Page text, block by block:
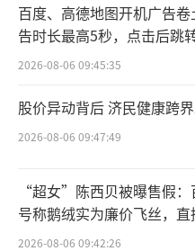
首都医科大学宣
接受央视网采访时表
的医生能够优先使用
购的仿制药，尤其是
购的仿制药和原研
替代性的，从价格
上的优势。
百度、高德地图开机广告
告时长最高5秒，点击后跳
2026-08-06 09:45:35
股价异动背后 济民健康跨
2026-08-06 09:47:49
“超女”陈西贝被曝售假：
号称鹅绒实为廉价飞丝，
百万元
2026-08-06 09:42:26